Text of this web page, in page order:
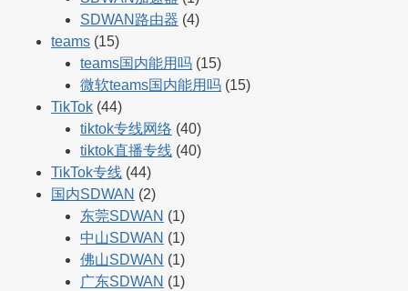
SDWAN路由器 (4)
teams (15)
teams国内能用吗 (15)
微软teams国内能用吗 (15)
TikTok (44)
tiktok专线网络 (40)
tiktok直播专线 (40)
TikTok专线 (44)
国内SDWAN (2)
东莞SDWAN (1)
中山SDWAN (1)
佛山SDWAN (1)
广东SDWAN (1)